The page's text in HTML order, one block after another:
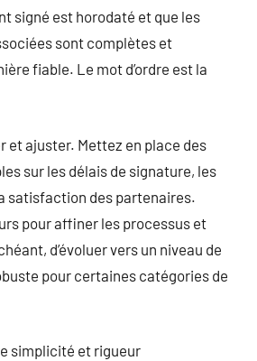
signé est horodaté et que les
sont complètes et
fiable. Le mot d’ordre est la
et ajuster. Mettez en place des
sur les délais de signature, les
satisfaction des partenaires.
pour affiner les processus et
d’évoluer vers un niveau de
pour certaines catégories de
simplicité et rigueur